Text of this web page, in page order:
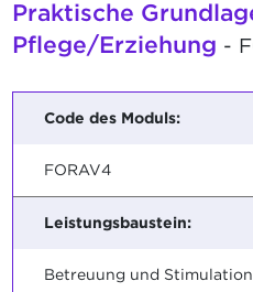
Praktische
Pflege/Erziehung -
Code des Moduls:
FORAV4
Leistungsbaustein:
Betreuung und